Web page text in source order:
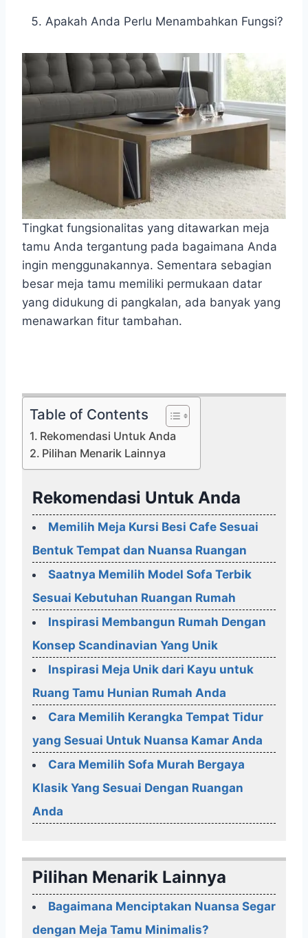
Apakah Anda Perlu Menambahkan Fungsi?
Tingkat fungsionalitas yang ditawarkan meja
tamu Anda tergantung pada bagaimana Anda
ingin menggunakannya. Sementara sebagian
besar meja tamu memiliki permukaan datar
yang didukung di pangkalan, ada banyak yang
menawarkan fitur tambahan.
Table of Contents
Rekomendasi Untuk Anda
Pilihan Menarik Lainnya
Rekomendasi Untuk Anda
Memilih Meja Kursi Besi Cafe Sesuai
Bentuk Tempat dan Nuansa Ruangan
Saatnya Memilih Model Sofa Terbik
Sesuai Kebutuhan Ruangan Rumah
Inspirasi Membangun Rumah Dengan
Konsep Scandinavian Yang Unik
Inspirasi Meja Unik dari Kayu untuk
Ruang Tamu Hunian Rumah Anda
Cara Memilih Kerangka Tempat Tidur
yang Sesuai Untuk Nuansa Kamar Anda
Cara Memilih Sofa Murah Bergaya
Klasik Yang Sesuai Dengan Ruangan
Anda
Pilihan Menarik Lainnya
Bagaimana Menciptakan Nuansa Segar
dengan Meja Tamu Minimalis?